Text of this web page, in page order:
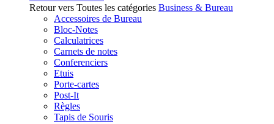
Retour vers Toutes les catégories Business & Bureau
Accessoires de Bureau
Bloc-Notes
Calculatrices
Carnets de notes
Conferenciers
Etuis
Porte-cartes
Post-It
Règles
Tapis de Souris